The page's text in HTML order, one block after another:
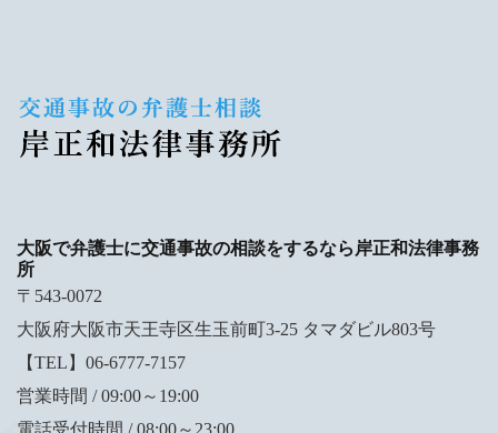
大阪で弁護士に交通事故の相談をするなら岸正和法律事務
所
〒543-0072
大阪府大阪市天王寺区生玉前町3-25 タマダビル803号
【TEL】06-6777-7157
営業時間 / 09:00～19:00
電話受付時間 / 08:00～23:00